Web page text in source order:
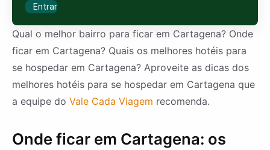
Entrar
Qual o melhor bairro para ficar em Cartagena? Onde
ficar em Cartagena? Quais os melhores hotéis para
se hospedar em Cartagena? Aproveite as dicas dos
melhores hotéis para se hospedar em Cartagena que
a equipe do Vale Cada Viagem recomenda.
Onde ficar em Cartagena: os